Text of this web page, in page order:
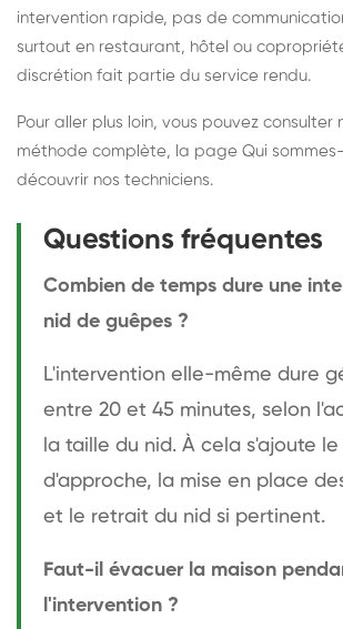
intervention rapide, pas de
surtout en restaurant, hôtel ou
discrétion fait partie du service rendu.
Pour aller plus loin, vous pouvez consulter
méthode complète, la page Qui
découvrir nos techniciens.
Questions fréquentes
Combien de temps dure une
nid de guêpes ?
L'intervention elle-même dure
entre 20 et 45 minutes, selon
la taille du nid. À cela s'ajoute
d'approche, la mise en place
et le retrait du nid si pertinent.
Faut-il évacuer la maison
l'intervention ?